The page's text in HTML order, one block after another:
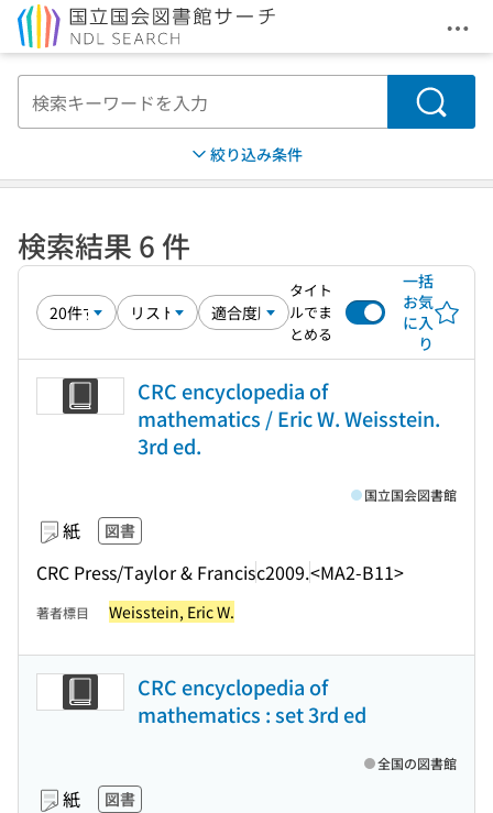
メ
検索
絞り込み条件
検索結果 6 件
タイト
ルでま
とめる
一括
お気
に入
り
CRC encyclopedia of
mathematics / Eric W. Weisstein.
3rd ed.
紙 図書
CRC Press/Taylor & Francisc2009.<MA2-B11>
国立国会図書館
著者標目 Weisstein, Eric W.
CRC encyclopedia of
mathematics : set 3rd ed
紙 図書
全国の図書館